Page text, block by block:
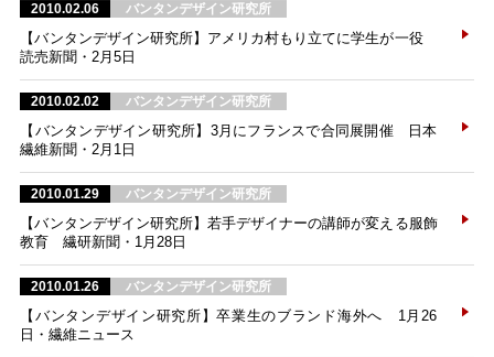
2010.02.06 バンタンデザイン研究所
【バンタンデザイン研究所】アメリカ村もり立てに学生が一役
読売新聞・2月5日
2010.02.02 バンタンデザイン研究所
【バンタンデザイン研究所】3月にフランスで合同展開催 日本
繊維新聞・2月1日
2010.01.29 バンタンデザイン研究所
【バンタンデザイン研究所】若手デザイナーの講師が変える服飾
教育 繊研新聞・1月28日
2010.01.26 バンタンデザイン研究所
【バンタンデザイン研究所】卒業生のブランド海外へ 1月26
日・繊維ニュース